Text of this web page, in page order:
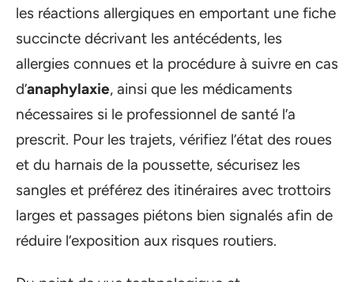
les réactions allergiques en emportant une fiche
succincte décrivant les antécédents, les
allergies connues et la procédure à suivre en cas
d’anaphylaxie, ainsi que les médicaments
nécessaires si le professionnel de santé l’a
prescrit. Pour les trajets, vérifiez l’état des roues
et du harnais de la poussette, sécurisez les
sangles et préférez des itinéraires avec trottoirs
larges et passages piétons bien signalés afin de
réduire l’exposition aux risques routiers.